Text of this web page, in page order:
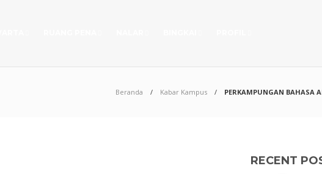
Beranda Kabar Kampus PERKAMPUNGAN BAHASA
RECENT